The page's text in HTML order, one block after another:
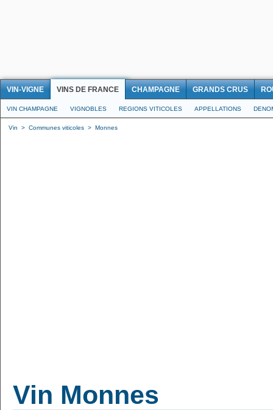
VIN-VIGNE VINS DE FRANCE CHAMPAGNE GRANDS CRUS
VIN CHAMPAGNE VIGNOBLES REGIONS VITICOLES APPELLATIONS
Vin > Communes viticoles > Monnes
Vin Monnes